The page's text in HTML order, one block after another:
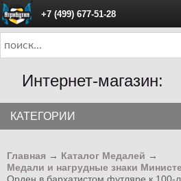
+7 (499) 677-51-28
ПН - ПТ с 10:00 до
Интернет-магазин:
КАТЕГОРИИ
Главная → Каталог Медалей →
Медали и нагрудные знаки